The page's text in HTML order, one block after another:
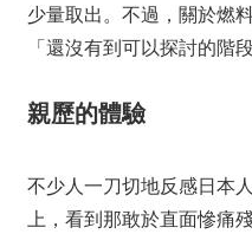
少量取出。不過，關於燃
「還沒有到可以探討的階段
親歷的體驗
不少人一刀切地反感日本
上，看到那敢於直面慘痛